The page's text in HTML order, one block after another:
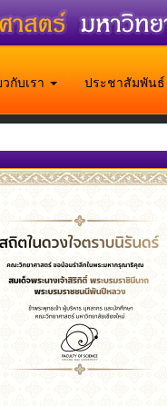
วกับเรา ประชาสัมพันธ์